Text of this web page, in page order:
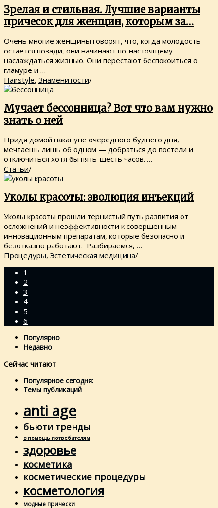
Зрелая и стильная. Лучшие варианты
причесок для женщин, которым за…
Очень многие женщины говорят, что, когда молодость
остается позади, они начинают по-настоящему
наслаждаться жизнью. Они перестают беспокоиться о
гламуре и …
Hairstyle, Знаменитости/
Мучает бессонница? Вот что вам нужно
знать о ней
Придя домой накануне очередного буднего дня,
мечтаешь лишь об одном — добраться до постели и
отключиться хотя бы пять-шесть часов. …
Статьи/
Уколы красоты: эволюция инъекций
Уколы красоты прошли тернистый путь развития от
осложнений и неэффективности к совершенным
инновационным препаратам, которые безопасно и
безотказно работают. Разбираемся, …
Процедуры, Эстетическая медицина/
1
2
3
4
5
6
Популярно
Недавно
Сейчас читают
Популярное сегодня:
Темы публикаций
anti age
бьюти тренды
в помощь потребителям
здоровье
косметика
косметические процедуры
косметология
модные прически